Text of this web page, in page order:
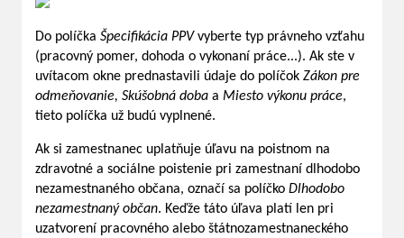
Do políčka Špecifikácia PPVvyberte typ právneho vzťahu
(pracovný pomer, dohoda o vykonaní práce...). Ak ste v
uvítacom okne prednastavili údaje do políčok Zákon pre
odmeňovanie, Skúšobná doba a Miesto výkonu práce,
tieto políčka už budú vyplnené.
Ak si zamestnanec uplatňuje úľavu na poistnom na
zdravotné a sociálne poistenie pri zamestnaní dlhodobo
nezamestnaného občana, označí sa políčko Dlhodobo
nezamestnaný občan. Keďže táto úľava platí len pri
uzatvorení pracovného alebo štátnozamestnaneckého